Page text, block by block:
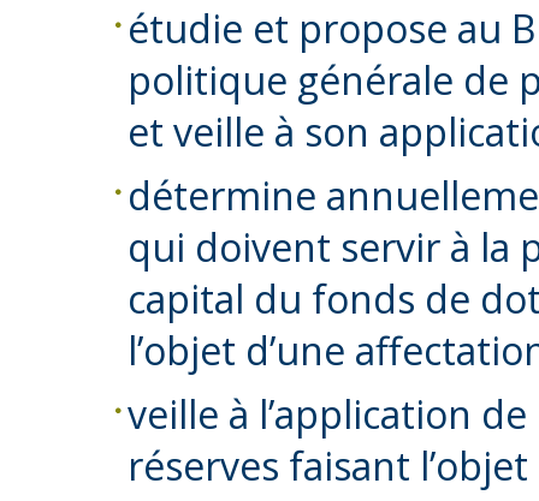
étudie et propose au
politique générale de
et veille à son
détermine
qui doivent servir à la
capital du fonds de
l’objet d’une
veille à l’application
réserves faisant